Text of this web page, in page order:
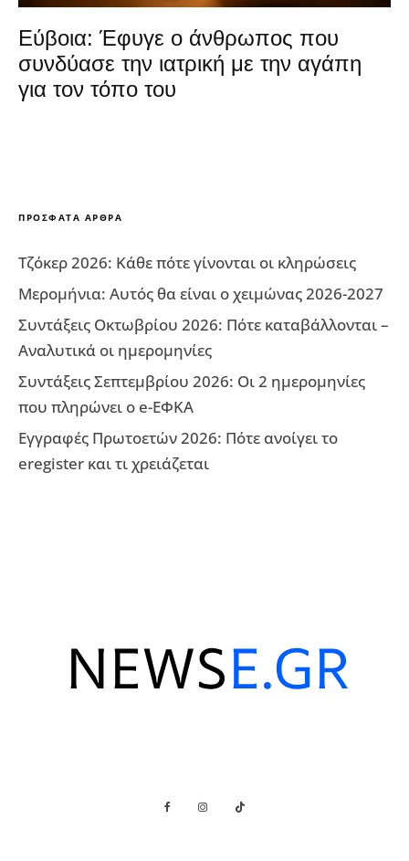
Εύβοια: Έφυγε ο άνθρωπος που
συνδύασε την ιατρική με την αγάπη
για τον τόπο του
ΠΡΌΣΦΑΤΑ ΆΡΘΡΑ
Τζόκερ 2026: Κάθε πότε γίνονται οι κληρώσεις
Μερομήνια: Αυτός θα είναι ο χειμώνας 2026-2027
Συντάξεις Οκτωβρίου 2026: Πότε καταβάλλονται –
Αναλυτικά οι ημερομηνίες
Συντάξεις Σεπτεμβρίου 2026: Οι 2 ημερομηνίες
που πληρώνει ο e-ΕΦΚΑ
Εγγραφές Πρωτοετών 2026: Πότε ανοίγει το
eregister και τι χρειάζεται